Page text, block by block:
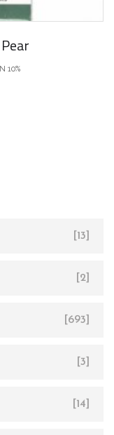
10%
[13]
[2]
[693]
[3]
[14]